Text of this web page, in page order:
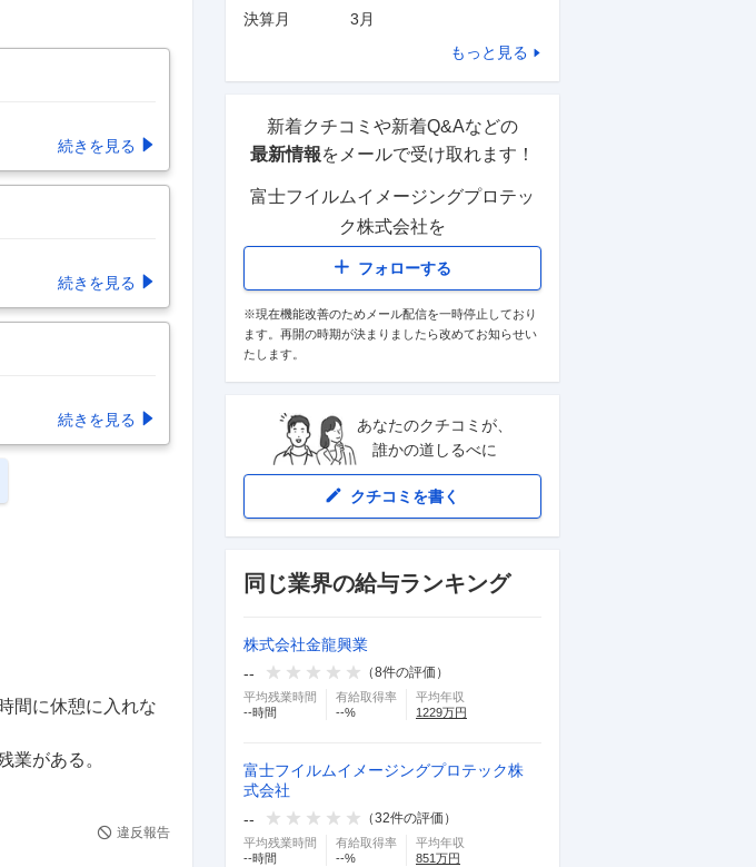
続きを見る
続きを見る
続きを見る
間に休憩に入れな
業がある。
違反報告
決算月 3月
もっと見る
新着クチコミや新着Q&Aなどの
最新情報をメールで受け取れます！
富士フイルムイメージングプロテッ
ク株式会社を
フォローする
※現在機能改善のためメール配信を一時停止しており
ます。再開の時期が決まりましたら改めてお知らせい
たします。
あなたのクチコミが、
誰かの道しるべに
クチコミを書く
同じ業界の給与ランキング
株式会社金龍興業
--
（8件の評価）
平均残業時間
--時間
有給取得率
--%
平均年収
1229万円
富士フイルムイメージングプロテック株
式会社
--
（32件の評価）
平均残業時間
--時間
有給取得率
--%
平均年収
851 万円